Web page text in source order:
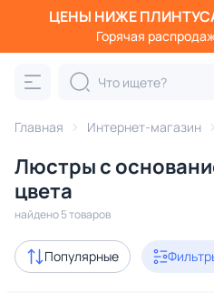
ЦЕНЫ НИЖЕ
Горячая
Главная Интернет-магазин
Люстры с
цвета
найдено 5 товаров
Популярные
Категория:
подвесные потолочные
В наличии 4
Цена